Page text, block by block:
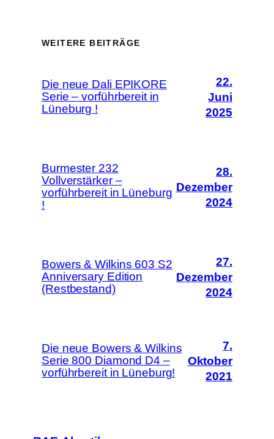
WEITERE BEITRÄGE
Die neue Dali EPIKORE
Serie – vorführbereit in
Lüneburg !
22.
Juni
2025
Burmester 232
Vollverstärker –
vorführbereit in Lüneburg
!
28.
Dezember
2024
Bowers & Wilkins 603 S2
Anniversary Edition
(Restbestand)
27.
Dezember
2024
Die neue Bowers & Wilkins
Serie 800 Diamond D4 –
vorführbereit in Lüneburg!
7.
Oktober
2021